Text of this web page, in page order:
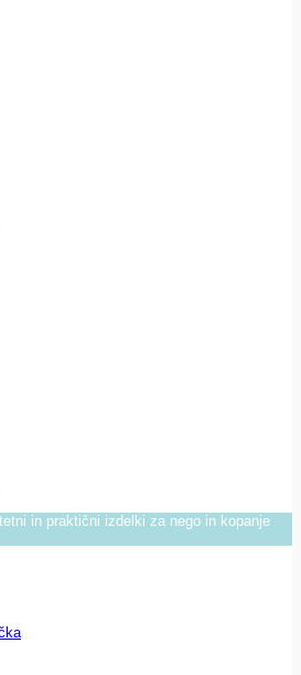
in praktični izdelki za nego in kopanje